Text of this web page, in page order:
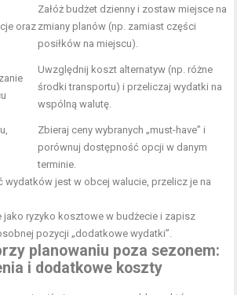
oraz
Załóż budżet dzienny i zostaw miejsce na
zmiany planów (np. zamiast części
posiłków na miejscu).
Uwzględnij koszt alternatyw (np. różne
środki transportu) i przeliczaj wydatki na
wspólną walutę.
Zbieraj ceny wybranych „must-have” i
porównuj dostępność opcji w danym
terminie.
wydatków jest w obcej walucie, przelicz je na
jako ryzyko kosztowe w budżecie i zapisz
pozycji „dodatkowe wydatki”.
planowaniu poza sezonem:
i dodatkowe koszty